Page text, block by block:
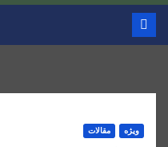
ویژه مقالات